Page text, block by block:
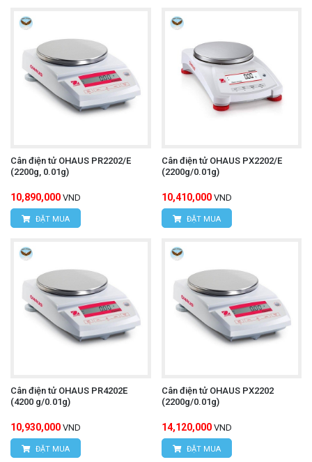
Cân điện tử OHAUS PR2202/E
(2200g, 0.01g)
10,890,000 VND
ĐẶT MUA
Cân điện tử OHAUS PX2202/E
(2200g/0.01g)
10,410,000 VND
ĐẶT MUA
Cân điện tử OHAUS PR4202E
(4200 g/0.01g)
10,930,000 VND
ĐẶT MUA
Cân điện tử OHAUS PX2202
(2200g/0.01g)
14,120,000 VND
ĐẶT MUA